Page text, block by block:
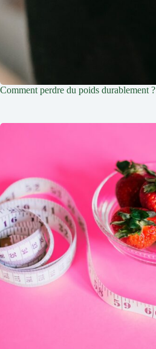
Comment perdre du poids durablement ?